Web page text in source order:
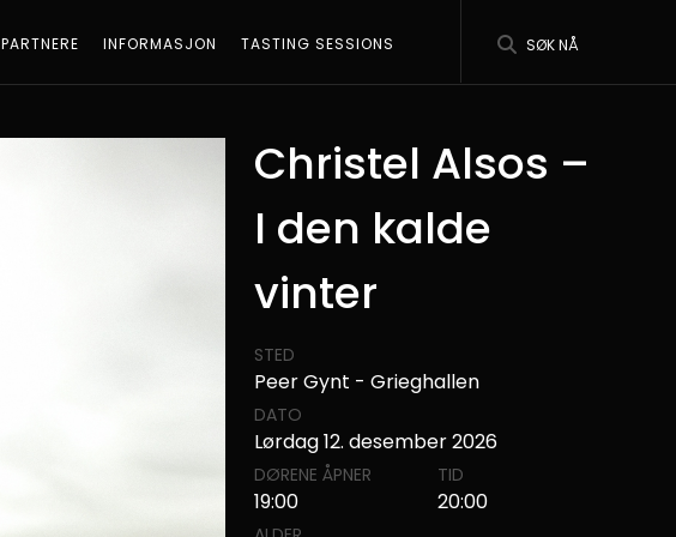
SØK NÅ
PARTNERE INFORMASJON TASTING SESSIONS
Christel Alsos –
I den kalde
vinter
STED
Peer Gynt - Grieghallen
DATO
Lørdag 12. desember 2026
DØRENE ÅPNER TID
19:00 20:00